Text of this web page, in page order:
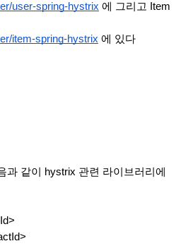
user-spring-hystrix 에 그리고 Item
item-spring-hystrix 에 있다
같이 hystrix 관련 라이브러리에